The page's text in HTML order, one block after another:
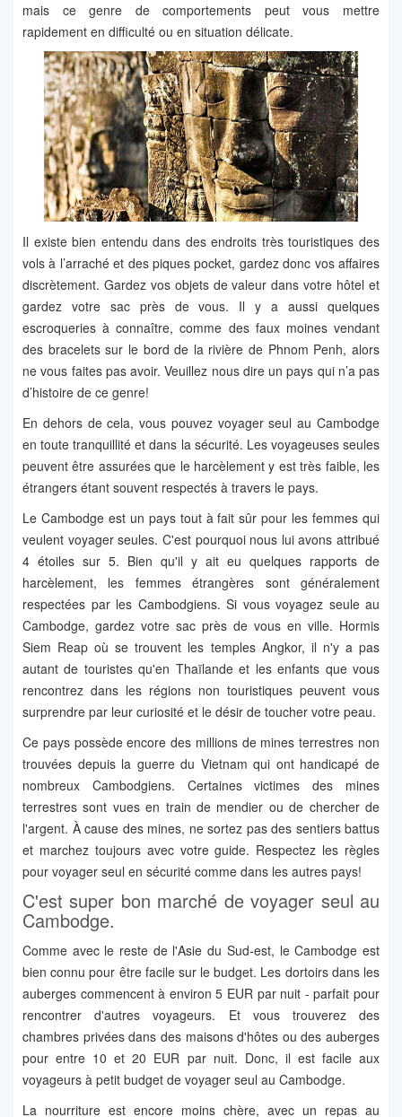
mais ce genre de comportements peut vous mettre
rapidement en difficulté ou en situation délicate.
Il existe bien entendu dans des endroits très touristiques des
vols à l’arraché et des piques pocket, gardez donc vos affaires
discrètement. Gardez vos objets de valeur dans votre hôtel et
gardez votre sac près de vous. Il y a aussi quelques
escroqueries à connaître, comme des faux moines vendant
des bracelets sur le bord de la rivière de Phnom Penh, alors
ne vous faites pas avoir. Veuillez nous dire un pays qui n’a pas
d’histoire de ce genre!
En dehors de cela, vous pouvez voyager seul au Cambodge
en toute tranquillité et dans la sécurité. Les voyageuses seules
peuvent être assurées que le harcèlement y est très faible, les
étrangers étant souvent respectés à travers le pays.
Le Cambodge est un pays tout à fait sûr pour les femmes qui
veulent voyager seules. C'est pourquoi nous lui avons attribué
4 étoiles sur 5. Bien qu'il y ait eu quelques rapports de
harcèlement, les femmes étrangères sont généralement
respectées par les Cambodgiens. Si vous voyagez seule au
Cambodge, gardez votre sac près de vous en ville. Hormis
Siem Reap où se trouvent les temples Angkor, il n'y a pas
autant de touristes qu'en Thaïlande et les enfants que vous
rencontrez dans les régions non touristiques peuvent vous
surprendre par leur curiosité et le désir de toucher votre peau.
Ce pays possède encore des millions de mines terrestres non
trouvées depuis la guerre du Vietnam qui ont handicapé de
nombreux Cambodgiens. Certaines victimes des mines
terrestres sont vues en train de mendier ou de chercher de
l'argent. À cause des mines, ne sortez pas des sentiers battus
et marchez toujours avec votre guide. Respectez les règles
pour voyager seul en sécurité comme dans les autres pays!
C'est super bon marché de voyager seul au
Cambodge.
Comme avec le reste de l'Asie du Sud-est, le Cambodge est
bien connu pour être facile sur le budget. Les dortoirs dans les
auberges commencent à environ 5 EUR par nuit - parfait pour
rencontrer d'autres voyageurs. Et vous trouverez des
chambres privées dans des maisons d'hôtes ou des auberges
pour entre 10 et 20 EUR par nuit. Donc, il est facile aux
voyageurs à petit budget de voyager seul au Cambodge.
La nourriture est encore moins chère, avec un repas au